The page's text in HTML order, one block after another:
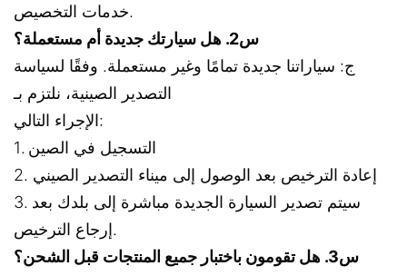
خدمات التخصيص.
س2. هل سيارتك جديدة أم مستعملة؟
ج: سياراتنا جديدة تمامًا وغير مستعملة. وفقًا لسياسة
التصدير الصينية، نلتزم بـ
الإجراء التالي:
1. التسجيل في الصين
2. إعادة الترخيص بعد الوصول إلى ميناء التصدير الصيني
3. سيتم تصدير السيارة الجديدة مباشرة إلى بلدك بعد
إرجاع الترخيص.
س3. هل تقومون باختبار جميع المنتجات قبل الشحن؟